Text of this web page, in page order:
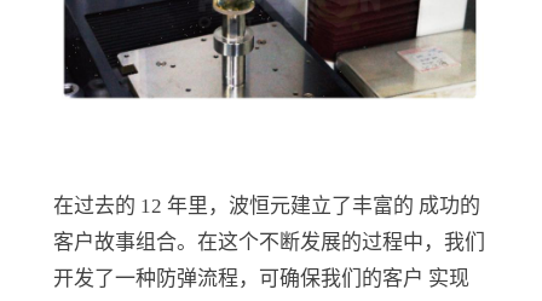
在过去的 12 年里，波恒元建立了丰富的 成功的
客户故事组合。在这个不断发展的过程中，我们
开发了一种防弹流程，可确保我们的客户 实现